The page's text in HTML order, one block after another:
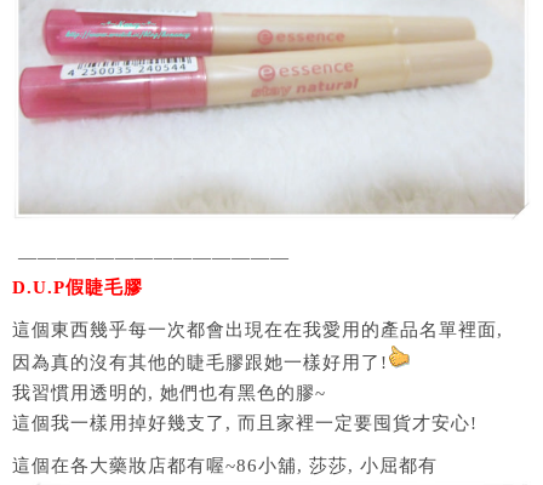
——————————————
D.U.P假睫毛膠
這個東西幾乎每一次都會出現在在我愛用的產品名單裡面,
因為真的沒有其他的睫毛膠跟她一樣好用了!
我習慣用透明的, 她們也有黑色的膠~
這個我一樣用掉好幾支了, 而且家裡一定要囤貨才安心!
這個在各大藥妝店都有喔~86小舖, 莎莎, 小屈都有